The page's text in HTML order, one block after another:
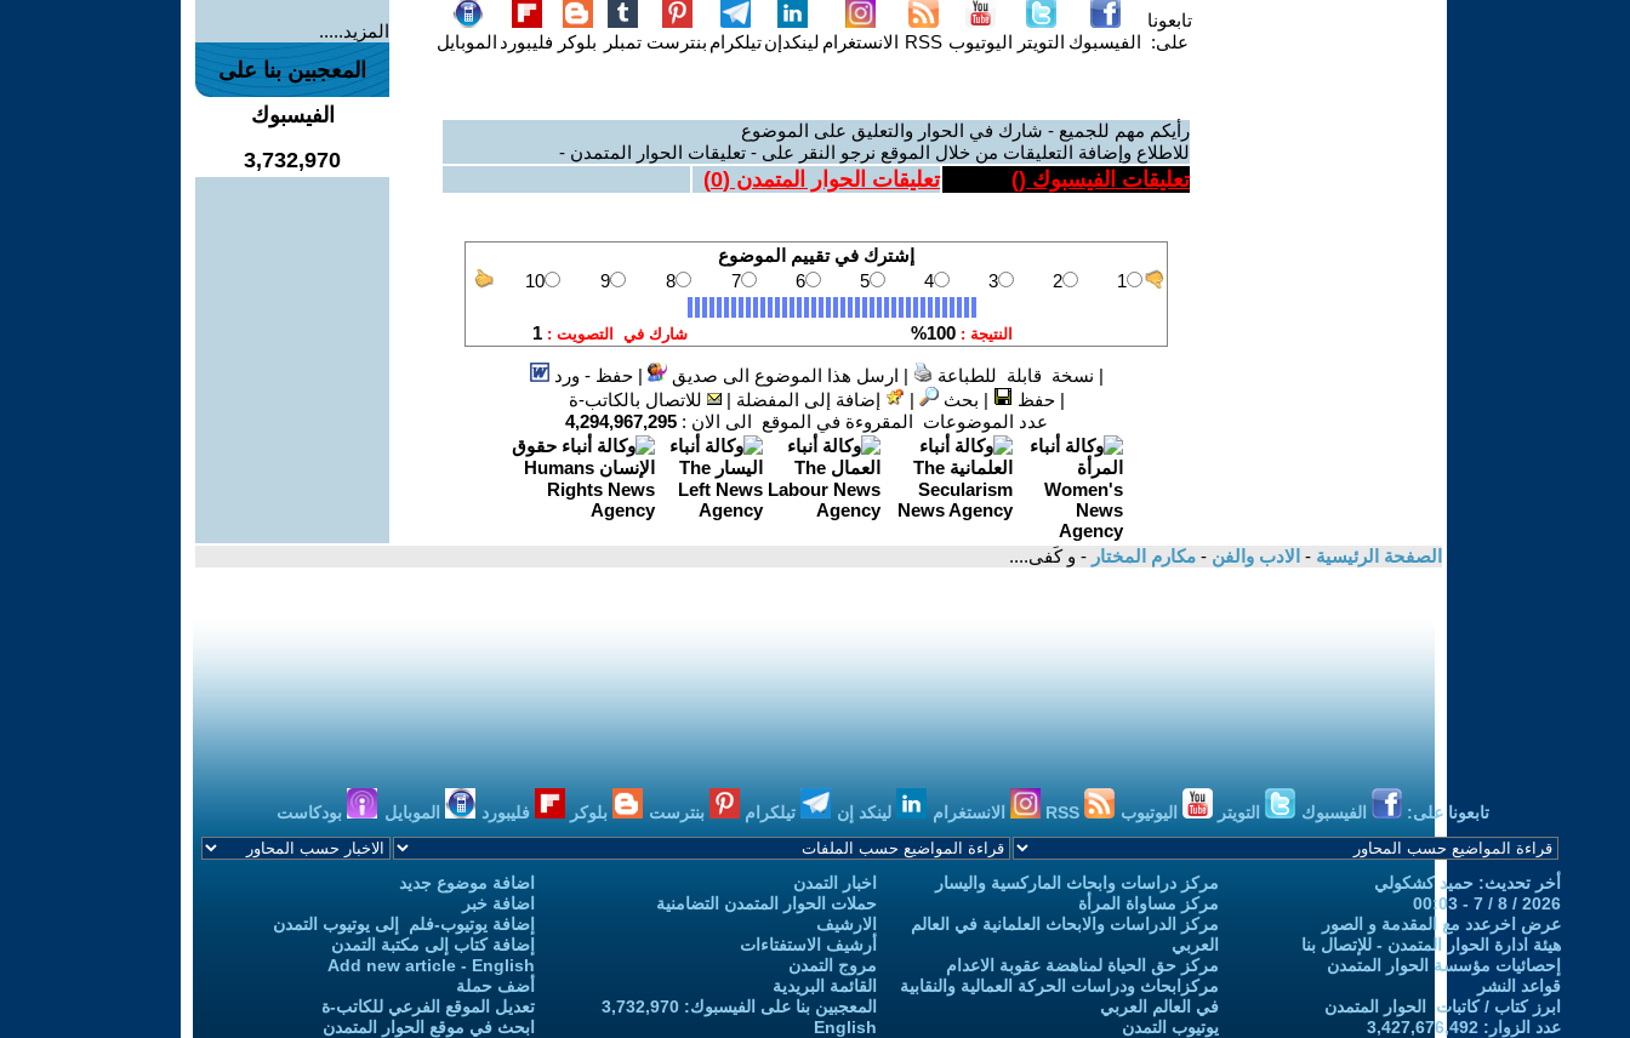
تابعونا
على: الفيسبوك التويتر اليوتيوب RSS الانستغرام لينكدإنتيلكرام بنترست تمبلر بلوكر فليبورد الموبايل
رأيكم مهم للجميع - شارك في الحوار والتعليق على الموضوع
للاطلاع وإضافة التعليقات من خلال الموقع نرجو النقر على - تعليقات الحوار المتمدن -
تعليقات الفيسبوك () تعليقات الحوار المتمدن (0
)
| نسخة قابلة للطباعة | ارسل هذا الموضوع الى صديق |حفظ - ورد
|حفظ | بحث | إضافة إلى المفضلة |
للاتصال بالكاتب-ة
عدد الموضوعات المقروءة في الموقع الى الان : 4,294,967,295
المزيد.....
المعجبين بنا على
الفيسبوك
3,732,970
الصفحة الرئيسية - الادب والفن - مكارم المختار - و كَفى....
تابعونا على: الفيسبوك التويتر اليوتيوب الانستغرام لينكد إن تيلكرام بنترست بلوكر فليبورد الموبايل بودكاست
أخر تحديث: حميد كشكولي
2026 / 8 / 7 - 00:03
عرض اخرعدد مع المقدمة و الصور
هيئة ادارة الحوار المتمدن - للإتصال بنا
إحصائيات مؤسسة الحوار المتمدن
قواعد النشر
ابرز كتاب / كاتبات الحوار المتمدن
عدد الزوار: 3,427,676,492
مركز دراسات وابحاث الماركسية واليسار
مركز مساواة المرأة
مركز الدراسات والابحاث العلمانية في العالم
العربي
مركز حق الحياة لمناهضة عقوبة الاعدام
مركزابحاث ودراسات الحركة العمالية والنقابية
في العالم العربي
يوتيوب التمدن
اخبار التمدن
حملات الحوار المتمدن التضامنية
الارشيف
أرشيف الاستفتاءات
مروج التمدن
القائمة البريدية
المعجبين بنا على الفيسبوك: 3,732,970
English
اضافة موضوع جديد
اضافة خبر
إضافة يوتيوب-فلم إلى يوتيوب التمدن
إضافة كتاب إلى مكتبة التمدن
Add new article - English
أضف حملة
تعديل الموقع الفرعي للكاتب-ة
ابحث في موقع الحوار المتمدن